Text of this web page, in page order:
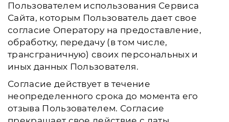
Пользователем использования Сервиса
Сайта, которым Пользователь дает свое
согласие Оператору на предоставление,
обработку, передачу (в том числе,
трансграничную) своих персональных и
иных данных Пользователя.
Согласие действует в течение
неопределенного срока до момента его
отзыва Пользователем. Согласие